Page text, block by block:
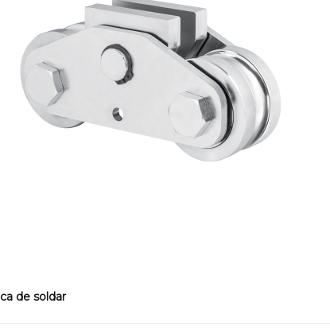
de soldar